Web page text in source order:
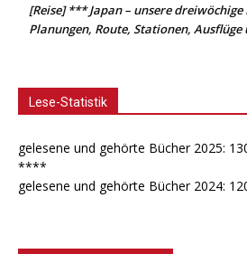
[Reise] *** Japan – unsere
Planungen, Route, Stationen,
Lese-Statistik
gelesene und gehörte Bücher 2025:
****
gelesene und gehörte Bücher 2024: